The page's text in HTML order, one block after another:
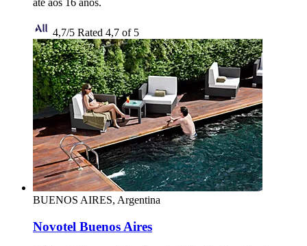
4,7/5 Rated 4,7 of 5
BUENOS AIRES, Argentina
Novotel Buenos Aires